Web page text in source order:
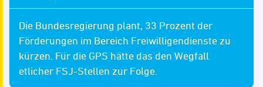
Die Bundesregierung plant, 33 Prozent der
Förderungen im Bereich Freiwilligendienste zu
kürzen. Für die GPS hätte das den Wegfall
etlicher FSJ-Stellen zur Folge.